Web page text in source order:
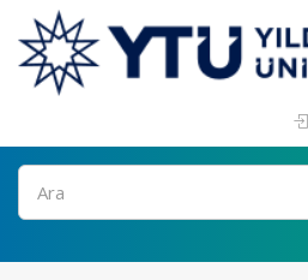
Ara